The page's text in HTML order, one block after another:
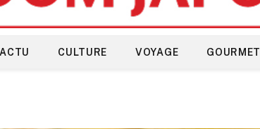
ACTU CULTURE VOYAGE GOURMET